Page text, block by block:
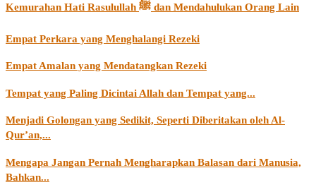
Kemurahan Hati Rasulullah ﷺ dan Mendahulukan Orang Lain
Empat Perkara yang Menghalangi Rezeki
Empat Amalan yang Mendatangkan Rezeki
Tempat yang Paling Dicintai Allah dan Tempat yang...
Menjadi Golongan yang Sedikit, Seperti Diberitakan oleh Al-
Qur’an,...
Mengapa Jangan Pernah Mengharapkan Balasan dari Manusia,
Bahkan...